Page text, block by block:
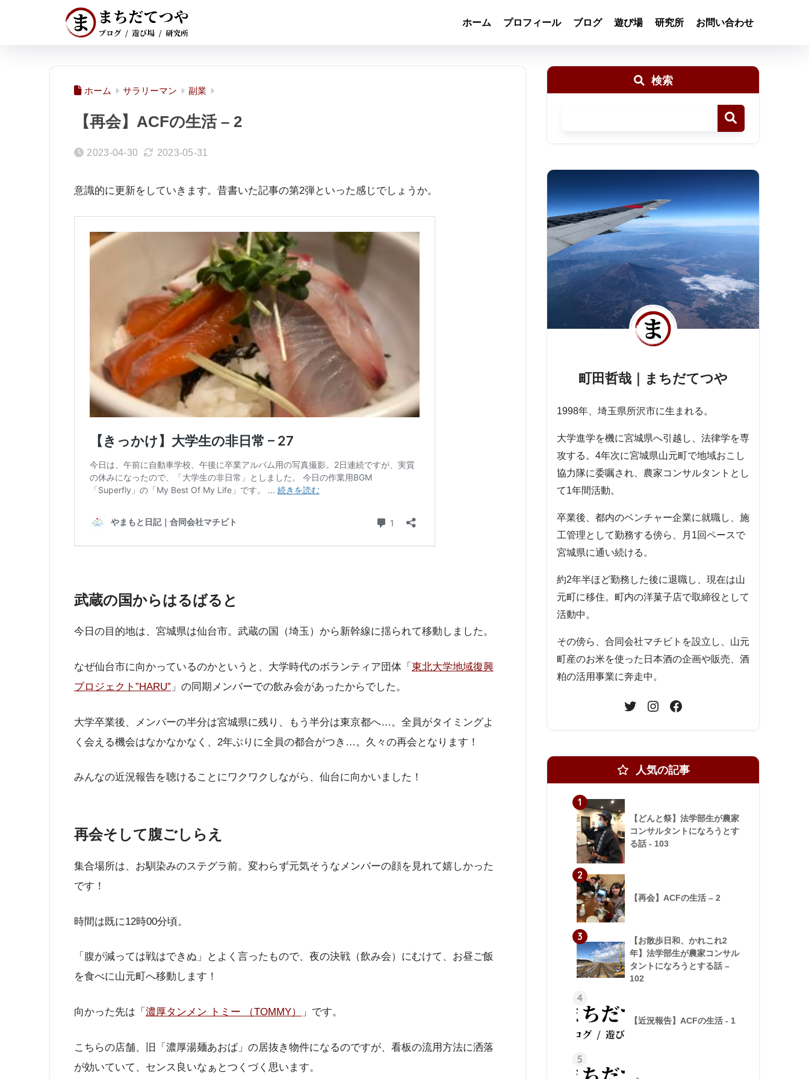
ホーム プロフィール ブログ 遊び場 研究所 お問い合わせ
ホーム サラリーマン 副業
【再会】ACFの生活 – 2
2023-04-30 2023-05-31
意識的に更新をしていきます。昔書いた記事の第2弾といった感じでしょうか。
武蔵の国からはるばると
今日の目的地は、宮城県は仙台市。武蔵の国（埼玉）から新幹線に揺られて移動しました。
なぜ仙台市に向かっているのかというと、大学時代のボランティア団体「 東北大学地域復興
プロジェクト”HARU” 」の同期メンバーでの飲み会があったからでした。
大学卒業後、メンバーの半分は宮城県に残り、もう半分は東京都へ…。全員がタイミングよ
く会える機会はなかなかなく、2年ぶりに全員の都合がつき…。久々の再会となります！
みんなの近況報告を聴けることにワクワクしながら、仙台に向かいました！
再会そして腹ごしらえ
集合場所は、お馴染みのステグラ前。変わらず元気そうなメンバーの顔を見れて嬉しかった
です！
時間は既に12時00分頃。
「腹が減っては戦はできぬ」とよく言ったもので、夜の決戦（飲み会）にむけて、お昼ご飯
を食べに山元町へ移動します！
向かった先は「 濃厚タンメン トミー （TOMMY） 」です。
こちらの店舗、旧「濃厚湯麺あおば」の居抜き物件になるのですが、看板の流用方法に洒落
が効いていて、センス良いなぁとつくづく思います。
検索
町田哲哉｜まちだてつや
1998年、埼玉県所沢市に生まれる。
大学進学を機に宮城県へ引越し、法律学を専
攻する。4年次に宮城県山元町で地域おこし
協力隊に委嘱され、農家コンサルタントとし
て1年間活動。
卒業後、都内のベンチャー企業に就職し、施
工管理として勤務する傍ら、月1回ペースで
宮城県に通い続ける。
約2年半ほど勤務した後に退職し、現在は山
元町に移住。町内の洋菓子店で取締役として
活動中。
その傍ら、合同会社マチビトを設立し、山元
町産のお米を使った日本酒の企画や販売、酒
粕の活用事業に奔走中。
人気の記事
1
【どんと祭】法学部生が農家
コンサルタントになろうとす
る話 - 103
2
【再会】ACFの生活 – 2
3
【お散歩日和、かれこれ2
年】法学部生が農家コンサル
タントになろうとする話 –
102
4
【近況報告】ACFの生活 - 1
5